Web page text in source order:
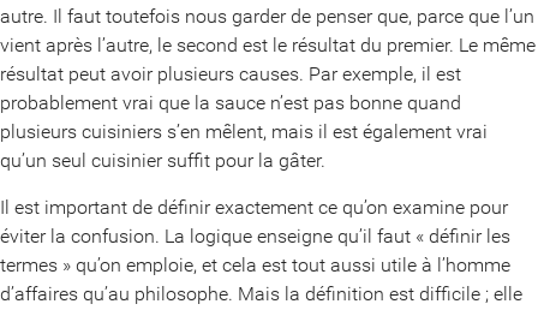
autre. Il faut toutefois nous garder de penser que, parce que l’un
vient après l’autre, le second est le résultat du premier. Le même
résultat peut avoir plusieurs causes. Par exemple, il est
probablement vrai que la sauce n’est pas bonne quand
plusieurs cuisiniers s’en mêlent, mais il est également vrai
qu’un seul cuisinier suffit pour la gâter.
Il est important de définir exactement ce qu’on examine pour
éviter la confusion. La logique enseigne qu’il faut « définir les
termes » qu’on emploie, et cela est tout aussi utile à l’homme
d’affaires qu’au philosophe. Mais la définition est difficile ; elle